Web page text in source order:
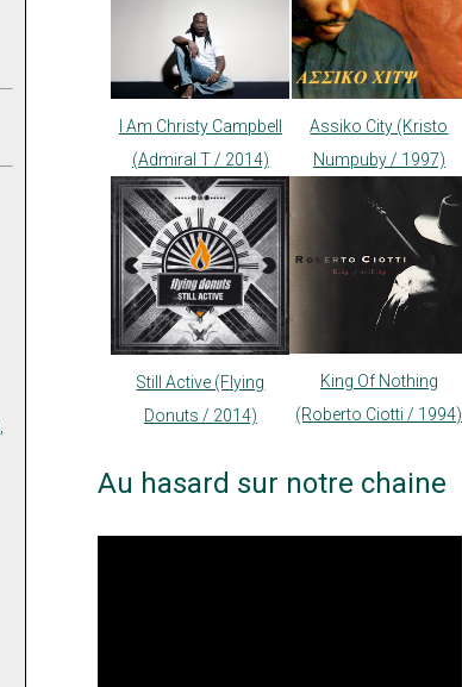
I Am Christy Campbell
(Admiral T / 2014)
Assiko City (Kristo
Numpuby / 1997)
Still Active (Flying
Donuts / 2014)
King Of Nothing
(Roberto Ciotti / 1994)
Au hasard sur notre chaine